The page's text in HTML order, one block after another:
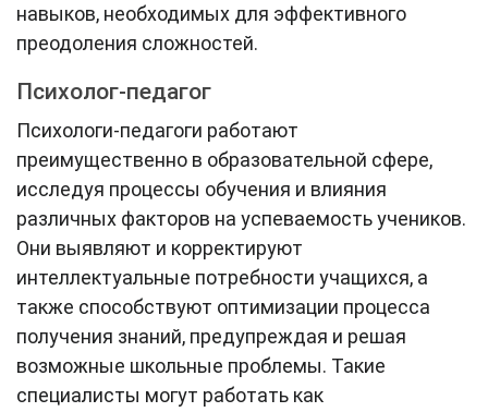
навыков, необходимых для эффективного
преодоления сложностей.
Психолог-педагог
Психологи-педагоги работают
преимущественно в образовательной сфере,
исследуя процессы обучения и влияния
различных факторов на успеваемость учеников.
Они выявляют и корректируют
интеллектуальные потребности учащихся, а
также способствуют оптимизации процесса
получения знаний, предупреждая и решая
возможные школьные проблемы. Такие
специалисты могут работать как